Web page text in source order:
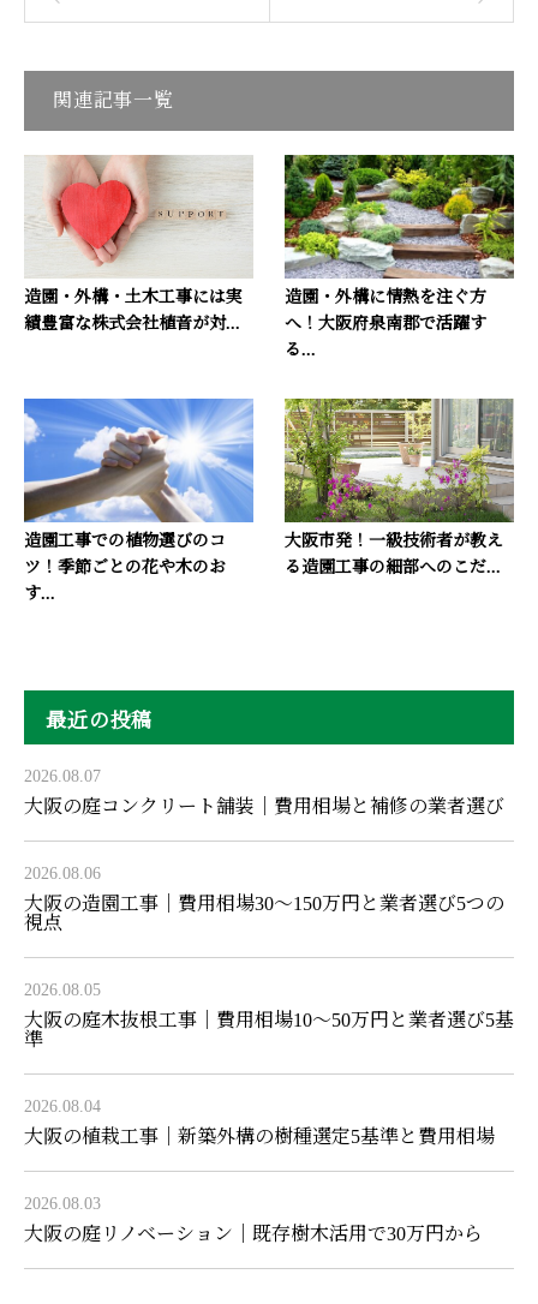
関連記事一覧
造園・外構・土木工事には実
績豊富な株式会社植音が対...
造園・外構に情熱を注ぐ方
へ！大阪府泉南郡で活躍す
る...
造園工事での植物選びのコ
ツ！季節ごとの花や木のお
す...
大阪市発！一級技術者が教え
る造園工事の細部へのこだ...
最近の投稿
2026.08.07
大阪の庭コンクリート舗装｜費用相場と補修の業者選び
2026.08.06
大阪の造園工事｜費用相場30〜150万円と業者選び5つの
視点
2026.08.05
大阪の庭木抜根工事｜費用相場10〜50万円と業者選び5基
準
2026.08.04
大阪の植栽工事｜新築外構の樹種選定5基準と費用相場
2026.08.03
大阪の庭リノベーション｜既存樹木活用で30万円から